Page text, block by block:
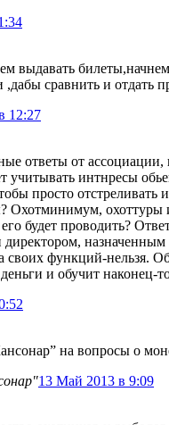
выдавать
сравнить и отдать
12:27
ответы от
учитывать интнресы
просто
охоттуры и
будет проводить?
назначенным
своих функций-нельзя.
и обучит наконец-
на вопросы о
13 Май 2013 в 9:09